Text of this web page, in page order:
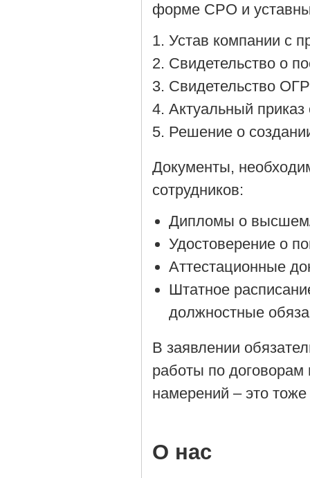
форме СРО и
Устав компании с
Cвидетельство о
Cвидетельство
Актуальный приказ
Решение о
Документы,
сотрудников:
Дипломы о
Удостоверение о
Аттестационные
Штатное
должностные
В заявлении
работы по договорам
намерений – это
О нас